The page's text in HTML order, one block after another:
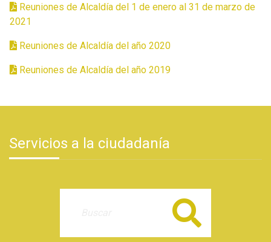
Reuniones de Alcaldía del 1 de enero al 31 de marzo de
2021
Reuniones de Alcaldía del año 2020
Reuniones de Alcaldía del año 2019
Servicios a la ciudadanía
Buscar